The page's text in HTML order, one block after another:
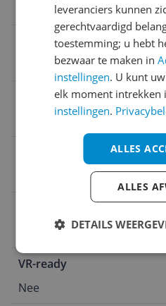
Radeon RX 9070 XT
Type koeling
Geheugenbandbreedte
PCI Express x16 5.0
VR-ready
Nee
leveranciers kunnen
gerechtvaardigd
toestemming; u hebt
bezwaar te maken in
instellingen. U kunt
elk moment intrekken
instellingen.
ALLES
ALLES
DETAILS